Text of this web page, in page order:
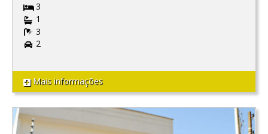
3
1
3
2
Mais informações